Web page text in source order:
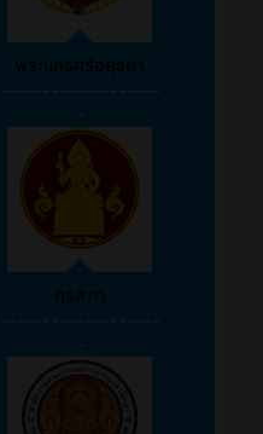
พระนครศรีอยุธยา
-------------------
-
คุรุสภา
-------------------
-